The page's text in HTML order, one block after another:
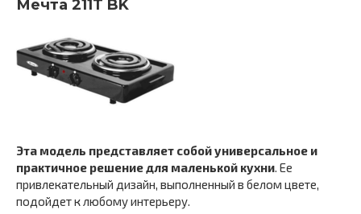
Мечта 211Т BK
Эта модель представляет собой универсальное и
практичное решение для маленькой кухни . Ее
привлекательный дизайн, выполненный в белом цвете,
подойдет к любому интерьеру.